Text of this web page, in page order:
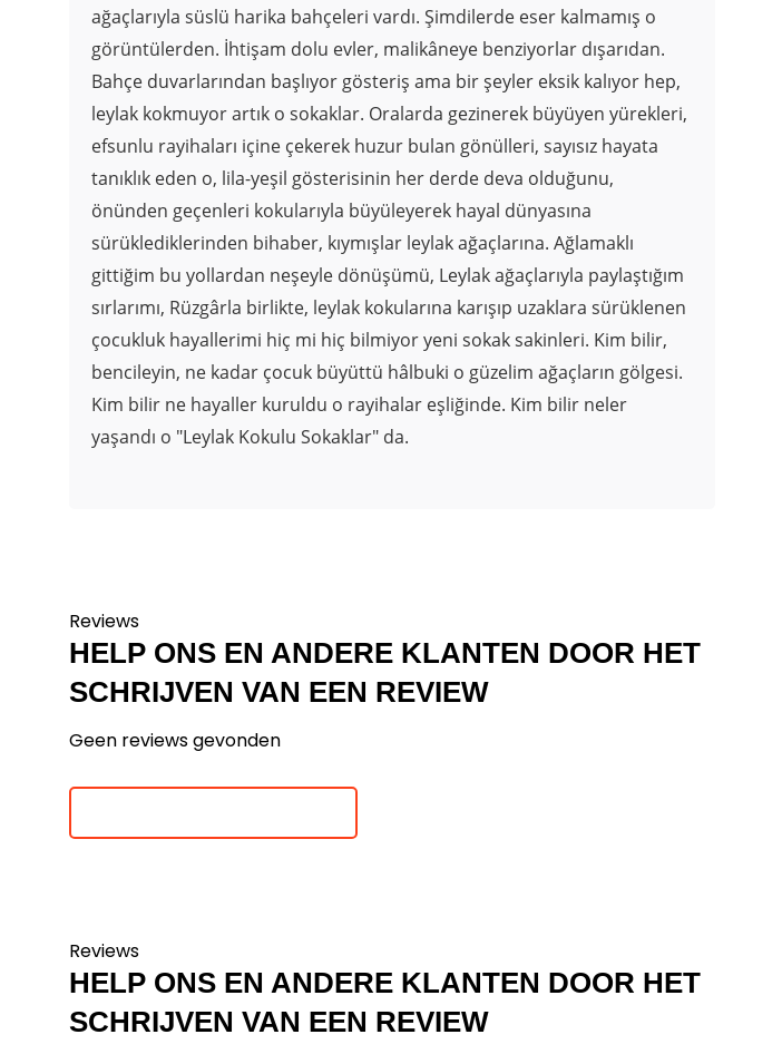
ağaçlarıyla süslü harika bahçeleri vardı. Şimdilerde eser kalmamış o
görüntülerden. İhtişam dolu evler, malikâneye benziyorlar dışarıdan.
Bahçe duvarlarından başlıyor gösteriş ama bir şeyler eksik kalıyor hep,
leylak kokmuyor artık o sokaklar. Oralarda gezinerek büyüyen yürekleri,
efsunlu rayihaları içine çekerek huzur bulan gönülleri, sayısız hayata
tanıklık eden o, lila-yeşil gösterisinin her derde deva olduğunu,
önünden geçenleri kokularıyla büyüleyerek hayal dünyasına
sürüklediklerinden bihaber, kıymışlar leylak ağaçlarına. Ağlamaklı
gittiğim bu yollardan neşeyle dönüşümü, Leylak ağaçlarıyla paylaştığım
sırlarımı, Rüzgârla birlikte, leylak kokularına karışıp uzaklara sürüklenen
çocukluk hayallerimi hiç mi hiç bilmiyor yeni sokak sakinleri. Kim bilir,
bencileyin, ne kadar çocuk büyüttü hâlbuki o güzelim ağaçların gölgesi.
Kim bilir ne hayaller kuruldu o rayihalar eşliğinde. Kim bilir neler
yaşandı o "Leylak Kokulu Sokaklar" da.
Reviews
HELP ONS EN ANDERE KLANTEN DOOR HET
SCHRIJVEN VAN EEN REVIEW
Geen reviews gevonden
Reviews
HELP ONS EN ANDERE KLANTEN DOOR HET
SCHRIJVEN VAN EEN REVIEW